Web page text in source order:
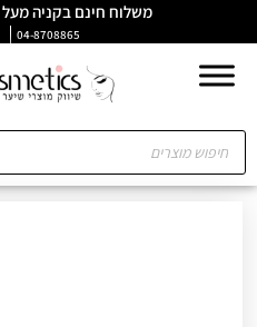
משלוח חינם בקניה מעל ₪299 | עד 5 ימי עסקים
04-8708865